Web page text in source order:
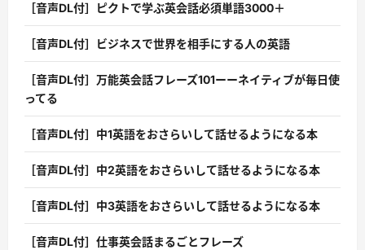
［音声DL付］ピクトで学ぶ英会話必須単語3000＋
［音声DL付］ビジネスで世界を相手にする人の英語
［音声DL付］万能英会話フレーズ101ーーネイティブが毎日使
ってる
［音声DL付］中1英語をおさらいして話せるようになる本
［音声DL付］中2英語をおさらいして話せるようになる本
［音声DL付］中3英語をおさらいして話せるようになる本
［音声DL付］仕事英会話まるごとフレーズ